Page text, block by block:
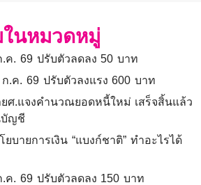
นหมวดหมู่
ค. 69 ปรับตัวลดลง 50 บาท
.ค. 69 ปรับตัวลงแรง 600 บาท
ยศ.แจงคำนวณยอดหนี้ใหม่ เสร็จสิ้นแล้ว
บัญชี
บายการเงิน “แบงก์ชาติ” ทำอะไรได้
ค. 69 ปรับตัวลดลง 150 บาท